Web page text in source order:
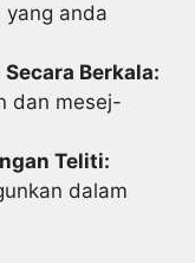
yang anda
Berkala:
dan mesej-
Teliti:
dalam